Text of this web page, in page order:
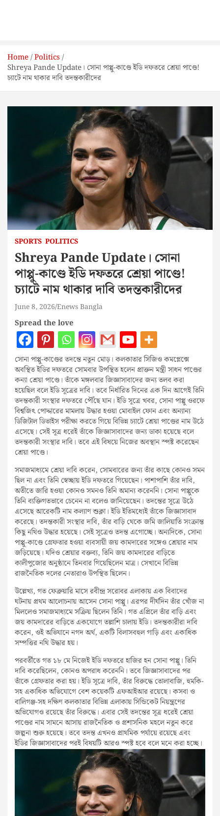
Home Politics
Shreya Pande Update। সোনা পাপ্পু-কাণ্ডে ইডি দফতরে শ্রেয়া পাণ্ডে!
চ্যাটে নাম থাকার দাবি তদন্তকারীদের
SPORTS POLITICS
Shreya Pande Update। সোনা
পাপ্পু-কাণ্ডে ইডি দফতরে শ্রেয়া পাণ্ডে!
চ্যাটে নাম থাকার দাবি তদন্তকারীদের
June 8, 2026 Enews Bangla
Spread the love
সোনা পাপ্পু-কাণ্ডের তদন্তে নতুন মোড়। কলকাতার সিজিও কমপ্লেক্সে
অবস্থিত ইডির দফতরে সোমবার উপস্থিত হলেন প্রাক্তন মন্ত্রী সাধন পাণ্ডের
কন্যা শ্রেয়া পাণ্ডে। তাঁকে মঙ্গলবার জিজ্ঞাসাবাদের জন্য তলব করা
হয়েছিল বলে ইডি সূত্রের দাবি। তবে নির্ধারিত দিনের এক দিন আগেই তিনি
তদন্তকারী সংস্থার দফতরে পৌঁছে যান। ইডি সূত্রে খবর, সোনা পাপ্পু ওরফে
বিশ্বজিৎ পোদ্দারের মামলায় উদ্ধার হওয়া মোবাইল ফোন এবং অন্যান্য
ডিজিটাল ডিভাইস পরীক্ষা করতে গিয়ে বিভিন্ন চ্যাটে শ্রেয়া পাণ্ডের নাম উঠে
এসেছে। সেই সূত্র ধরেই তাঁকে জিজ্ঞাসাবাদের জন্য ডাকা হয়েছে বলে
তদন্তকারী সংস্থার দাবি। তবে এই বিষয়ে নিজের অবস্থান স্পষ্ট করেছেন
শ্রেয়া পাণ্ডে।
সমাজমাধ্যমে শ্রেয়া দাবি করেন, সোমবারের জন্য তাঁর কাছে কোনও সমন
ছিল না এবং তিনি স্বেচ্ছায় ইডি দফতরে গিয়েছেন। পাশাপাশি তাঁর দাবি,
অতীতে জারি হওয়া কোনও সমনও তিনি অমান্য করেননি। সোনা পাপ্পুকে
তিনি ব্যক্তিগতভাবে চেনেন না বলেও জানিয়েছেন। তদন্তের সূত্রে উঠে
এসেছে আরেকটি নাম কল্যাণ শুক্লা। ইডি ইতিমধ্যেই তাঁকে জিজ্ঞাসাবাদ
করেছে। তদন্তকারী সংস্থার দাবি, তাঁর বাড়ি থেকে জমি জালিয়াতি সংক্রান্ত
কিছু নথিও উদ্ধার হয়েছে। সেই সূত্রেও তদন্ত এগোচ্ছে। অন্যদিকে, সোনা
পাপ্পু-কাণ্ডে গ্রেফতার হওয়া ব্যবসায়ী জয় কামদারের সঙ্গেও শ্রেয়ার নাম
জড়িয়েছে। যদিও শ্রেয়ার বক্তব্য, তিনি জয় কামদারের বাড়িতে
কালীপুজোর অনুষ্ঠানে তিনবার গিয়েছিলেন মাত্র। সেখানে বিভিন্ন
রাজনৈতিক দলের নেতারাও উপস্থিত ছিলেন।
উল্লেখ্য, গত ফেব্রুয়ারি মাসে রবীন্দ্র সরোবর এলাকায় এক বিবাদের
ঘটনায় প্রথম আলোচনায় আসেন সোনা পাপ্পু। এরপর দীর্ঘদিন তাঁর খোঁজ না
মিললেও সমাজমাধ্যমে সক্রিয় ছিলেন তিনি। গত এপ্রিলে তাঁর বাড়ি এবং
জয় কামদারের বাড়িতে একযোগে তল্লাশি চালায় ইডি। তদন্তকারীরা দাবি
করেন, ওই অভিযানে নগদ অর্থ, একটি বিলাসবহুল গাড়ি এবং একাধিক
সম্পত্তির নথি উদ্ধার হয়।
পরবর্তীতে গত ১৮ মে নিজেই ইডি দফতরে হাজির হন সোনা পাপ্পু। তিনি
দাবি করেছিলেন, কোনও অপরাধ করেননি। তবে জিজ্ঞাসাবাদের পর
তাঁকে গ্রেফতার করা হয়। ইডি সূত্রে দাবি, তাঁর বিরুদ্ধে তোলাবাজি, হুমকি-
সহ একাধিক অভিযোগে বেশ কয়েকটি এফআইআর রয়েছে। কসবা ও
বালিগঞ্জ-সহ দক্ষিণ কলকাতার বিভিন্ন এলাকায় সিন্ডিকেট নিয়ন্ত্রণের
অভিযোগও রয়েছে তাঁর বিরুদ্ধে। এবার সেই তদন্তের সূত্র ধরেই শ্রেয়া
পাণ্ডের নাম সামনে আসায় রাজনৈতিক ও প্রশাসনিক মহলে নতুন করে
জল্পনা শুরু হয়েছে। তবে তদন্ত এখনও প্রাথমিক পর্যায়ে রয়েছে এবং
ইডির জিজ্ঞাসাবাদের পরই বিষয়টি আরও স্পষ্ট হবে বলে মনে করা হচ্ছে।